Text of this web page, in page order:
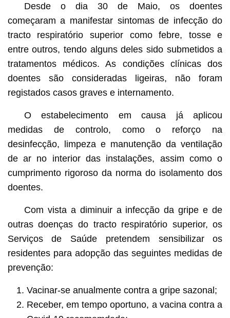
Desde o dia 30 de Maio, os doentes
começaram a manifestar sintomas de infecção do
tracto respiratório superior como febre, tosse e
entre outros, tendo alguns deles sido submetidos a
tratamentos médicos. As condições clínicas dos
doentes são consideradas ligeiras, não foram
registados casos graves e internamento.
O estabelecimento em causa já aplicou
medidas de controlo, como o reforço na
desinfecção, limpeza e manutenção da ventilação
de ar no interior das instalações, assim como o
cumprimento rigoroso da norma do isolamento dos
doentes.
Com vista a diminuir a infecção da gripe e de
outras doenças do tracto respiratório superior, os
Serviços de Saúde pretendem sensibilizar os
residentes para adopção das seguintes medidas de
prevenção:
Vacinar-se anualmente contra a gripe sazonal;
Receber, em tempo oportuno, a vacina contra a